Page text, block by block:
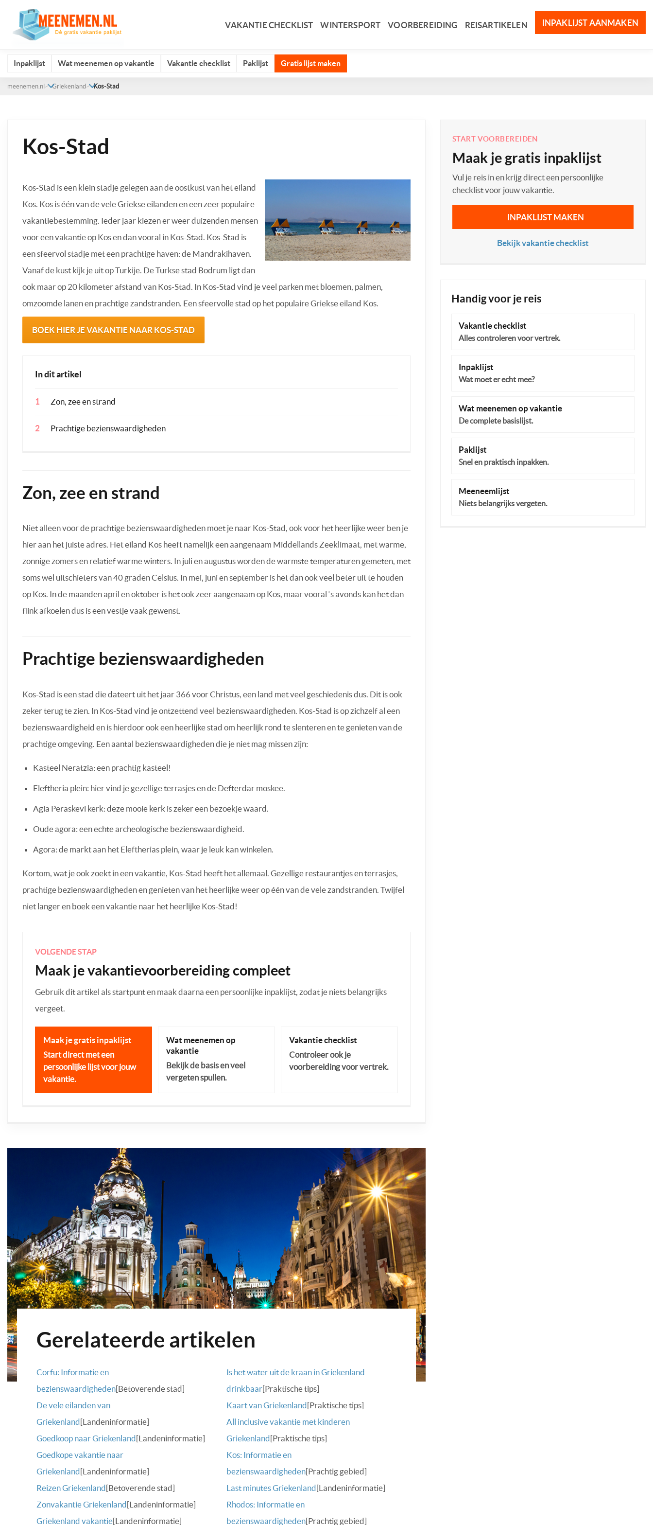
VAKANTIE CHECKLIST WINTERSPORT VOORBEREIDING REISARTIKELEN INPAKLIJST AANMAKEN
Inpaklijst Wat meenemen op vakantie Vakantie checklist Paklijst Gratis lijst maken
meenemen.nl Griekenland Kos-Stad
Kos-Stad
Kos-Stad is een klein stadje gelegen aan de oostkust van het eiland
Kos. Kos is één van de vele Griekse eilanden en een zeer populaire
vakantiebestemming. Ieder jaar kiezen er weer duizenden mensen
voor een vakantie op Kos en dan vooral in Kos-Stad. Kos-Stad is
een sfeervol stadje met een prachtige haven: de Mandrakihaven.
Vanaf de kust kijk je uit op Turkije. De Turkse stad Bodrum ligt dan
ook maar op 20 kilometer afstand van Kos-Stad. In Kos-Stad vind je veel parken met bloemen, palmen,
omzoomde lanen en prachtige zandstranden. Een sfeervolle stad op het populaire Griekse eiland Kos.
BOEK HIER JE VAKANTIE NAAR KOS-STAD
In dit artikel
Zon, zee en strand
Prachtige bezienswaardigheden
Zon, zee en strand
Niet alleen voor de prachtige bezienswaardigheden moet je naar Kos-Stad, ook voor het heerlijke weer ben je
hier aan het juiste adres. Het eiland Kos heeft namelijk een aangenaam Middellands Zeeklimaat, met warme,
zonnige zomers en relatief warme winters. In juli en augustus worden de warmste temperaturen gemeten, met
soms wel uitschieters van 40 graden Celsius. In mei, juni en september is het dan ook veel beter uit te houden
op Kos. In de maanden april en oktober is het ook zeer aangenaam op Kos, maar vooral ‘s avonds kan het dan
flink afkoelen dus is een vestje vaak gewenst.
Prachtige bezienswaardigheden
Kos-Stad is een stad die dateert uit het jaar 366 voor Christus, een land met veel geschiedenis dus. Dit is ook
zeker terug te zien. In Kos-Stad vind je ontzettend veel bezienswaardigheden. Kos-Stad is op zichzelf al een
bezienswaardigheid en is hierdoor ook een heerlijke stad om heerlijk rond te slenteren en te genieten van de
prachtige omgeving. Een aantal bezienswaardigheden die je niet mag missen zijn:
Kasteel Neratzia: een prachtig kasteel!
Eleftheria plein: hier vind je gezellige terrasjes en de Defterdar moskee.
Agia Peraskevi kerk: deze mooie kerk is zeker een bezoekje waard.
Oude agora: een echte archeologische bezienswaardigheid.
Agora: de markt aan het Eleftherias plein, waar je leuk kan winkelen.
Kortom, wat je ook zoekt in een vakantie, Kos-Stad heeft het allemaal. Gezellige restaurantjes en terrasjes,
prachtige bezienswaardigheden en genieten van het heerlijke weer op één van de vele zandstranden. Twijfel
niet langer en boek een vakantie naar het heerlijke Kos-Stad!
VOLGENDE STAP
Maak je vakantievoorbereiding compleet
Gebruik dit artikel als startpunt en maak daarna een persoonlijke inpaklijst, zodat je niets belangrijks
vergeet.
Maak je gratis inpaklijst
Start direct met een
persoonlijke lijst voor jouw
vakantie.
Wat meenemen op
vakantie
Bekijk de basis en veel
vergeten spullen.
Vakantie checklist
Controleer ook je
voorbereiding voor vertrek.
Gerelateerde artikelen
Corfu: Informatie en
bezienswaardigheden[Betoverende stad]
De vele eilanden van
Griekenland[Landeninformatie]
Goedkoop naar Griekenland[Landeninformatie]
Goedkope vakantie naar
Griekenland[Landeninformatie]
Reizen Griekenland[Betoverende stad]
Zonvakantie Griekenland[Landeninformatie]
Griekenland vakantie[Landeninformatie]
Is het water uit de kraan in Griekenland
drinkbaar[Praktische tips]
Kaart van Griekenland[Praktische tips]
All inclusive vakantie met kinderen
Griekenland[Praktische tips]
Kos: Informatie en
bezienswaardigheden[Prachtig gebied]
Last minutes Griekenland[Landeninformatie]
Rhodos: Informatie en
bezienswaardigheden[Prachtig gebied]
START VOORBEREIDEN
Maak je gratis inpaklijst
Vul je reis in en krijg direct een persoonlijke
checklist voor jouw vakantie.
INPAKLIJST MAKEN
Bekijk vakantie checklist
Handig voor je reis
Vakantie checklist
Alles controleren voor vertrek.
Inpaklijst
Wat moet er echt mee?
Wat meenemen op vakantie
De complete basislijst.
Paklijst
Snel en praktisch inpakken.
Meeneemlijst
Niets belangrijks vergeten.